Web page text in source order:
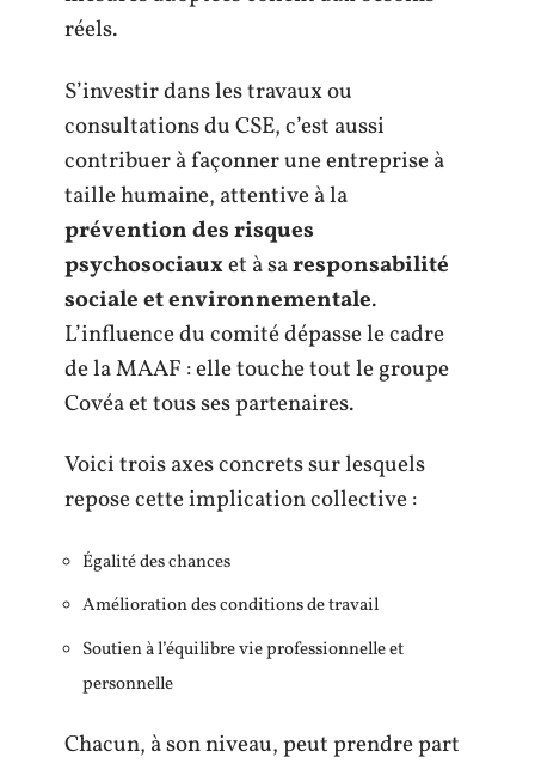
réels.
S’investir dans les travaux ou
consultations du CSE, c’est aussi
contribuer à façonner une entreprise à
taille humaine, attentive à la
prévention des risques
psychosociauxet à saresponsabilité
sociale et environnementale.
L’influence du comité dépasse le cadre
de la MAAF : elle touche tout le groupe
Covéa et tous ses partenaires.
Voici trois axes concrets sur lesquels
repose cette implication collective :
Égalité des chances
Amélioration des conditions de travail
Soutien à l’équilibre vie professionnelle et
personnelle
Chacun, à son niveau, peut prendre part